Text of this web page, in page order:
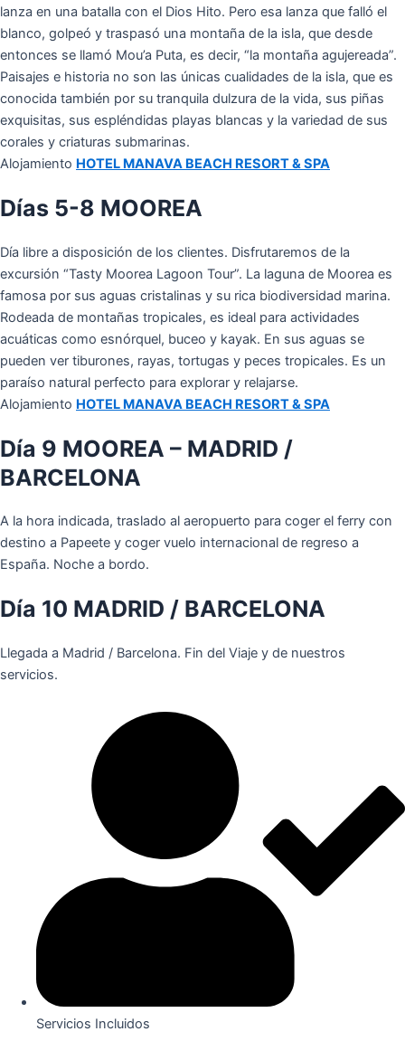
lanza en una batalla con el Dios Hito. Pero esa lanza que falló el
blanco, golpeó y traspasó una montaña de la isla, que desde
entonces se llamó Mou’a Puta, es decir, “la montaña agujereada”.
Paisajes e historia no son las únicas cualidades de la isla, que es
conocida también por su tranquila dulzura de la vida, sus piñas
exquisitas, sus espléndidas playas blancas y la variedad de sus
corales y criaturas submarinas.
Alojamiento HOTEL MANAVA BEACH RESORT & SPA
Días 5-8 MOOREA
Día libre a disposición de los clientes. Disfrutaremos de la
excursión “Tasty Moorea Lagoon Tour”. La laguna de Moorea es
famosa por sus aguas cristalinas y su rica biodiversidad marina.
Rodeada de montañas tropicales, es ideal para actividades
acuáticas como esnórquel, buceo y kayak. En sus aguas se
pueden ver tiburones, rayas, tortugas y peces tropicales. Es un
paraíso natural perfecto para explorar y relajarse.
Alojamiento HOTEL MANAVA BEACH RESORT & SPA
Día 9 MOOREA – MADRID /
BARCELONA
A la hora indicada, traslado al aeropuerto para coger el ferry con
destino a Papeete y coger vuelo internacional de regreso a
España. Noche a bordo.
Día 10 MADRID / BARCELONA
Llegada a Madrid / Barcelona. Fin del Viaje y de nuestros
servicios.
Servicios Incluidos